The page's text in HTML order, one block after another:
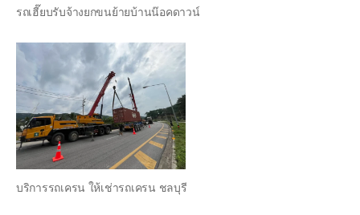
รถเฮี๊ยบรับจ้างยกขนย้ายบ้านน๊อคดาวน์
บริการรถเครน ให้เช่ารถเครน ชลบุรี